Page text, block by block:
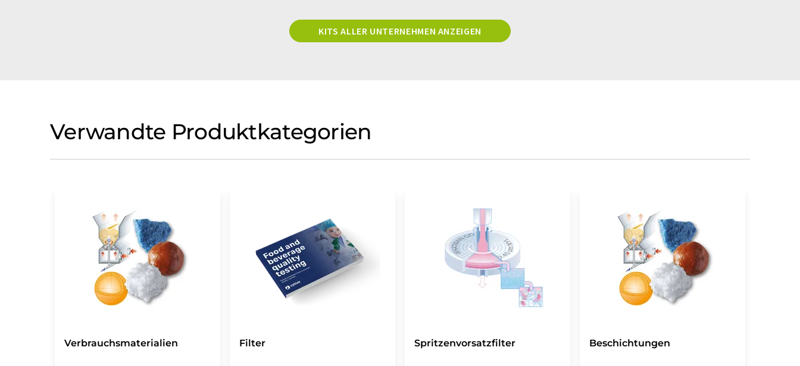
KITS ALLER UNTERNEHMEN ANZEIGEN
Verwandte Produktkategorien
Verbrauchsmaterialien Filter Spritzenvorsatzfilter Beschichtungen